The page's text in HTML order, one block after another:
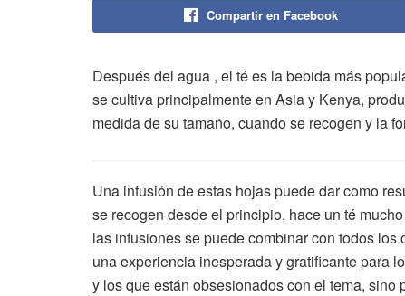
Compartir en Facebook
Después del agua , el té es la bebida más
se cultiva principalmente en Asia y Kenya,
medida de su tamaño, cuando se recogen y la
Una infusión de estas hojas puede dar como
se recogen desde el principio, hace un té
las infusiones se puede combinar con todos
una experiencia inesperada y gratificante para
y los que están obsesionados con el tema,